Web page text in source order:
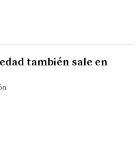
también sale en